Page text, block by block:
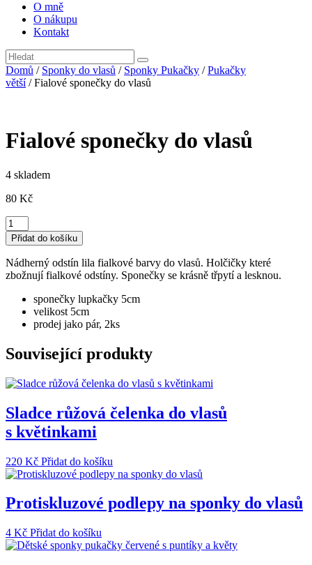
O mně
O nákupu
Kontakt
Domů / Sponky do vlasů / Sponky Pukačky /Pukačky
větší/ Fialové sponečky do vlasů
Fialové sponečky do vlasů
4 skladem
80 Kč
Fialové
sponečky
do
vlasů
množství
Přidat do košíku
Nádherný odstín lila fialkové barvy do vlasů. Holčičky které
zbožnují fialkové odstíny. Sponečky se krásně třpytí a lesknou.
sponečky lupkačky 5cm
velikost 5cm
prodej jako pár, 2ks
Související produkty
Sladce růžová čelenka do vlasů
s květinkami
220 Kč Přidat do košíku
Protiskluzové podlepy na sponky do vlasů
4 Kč Přidat do košíku